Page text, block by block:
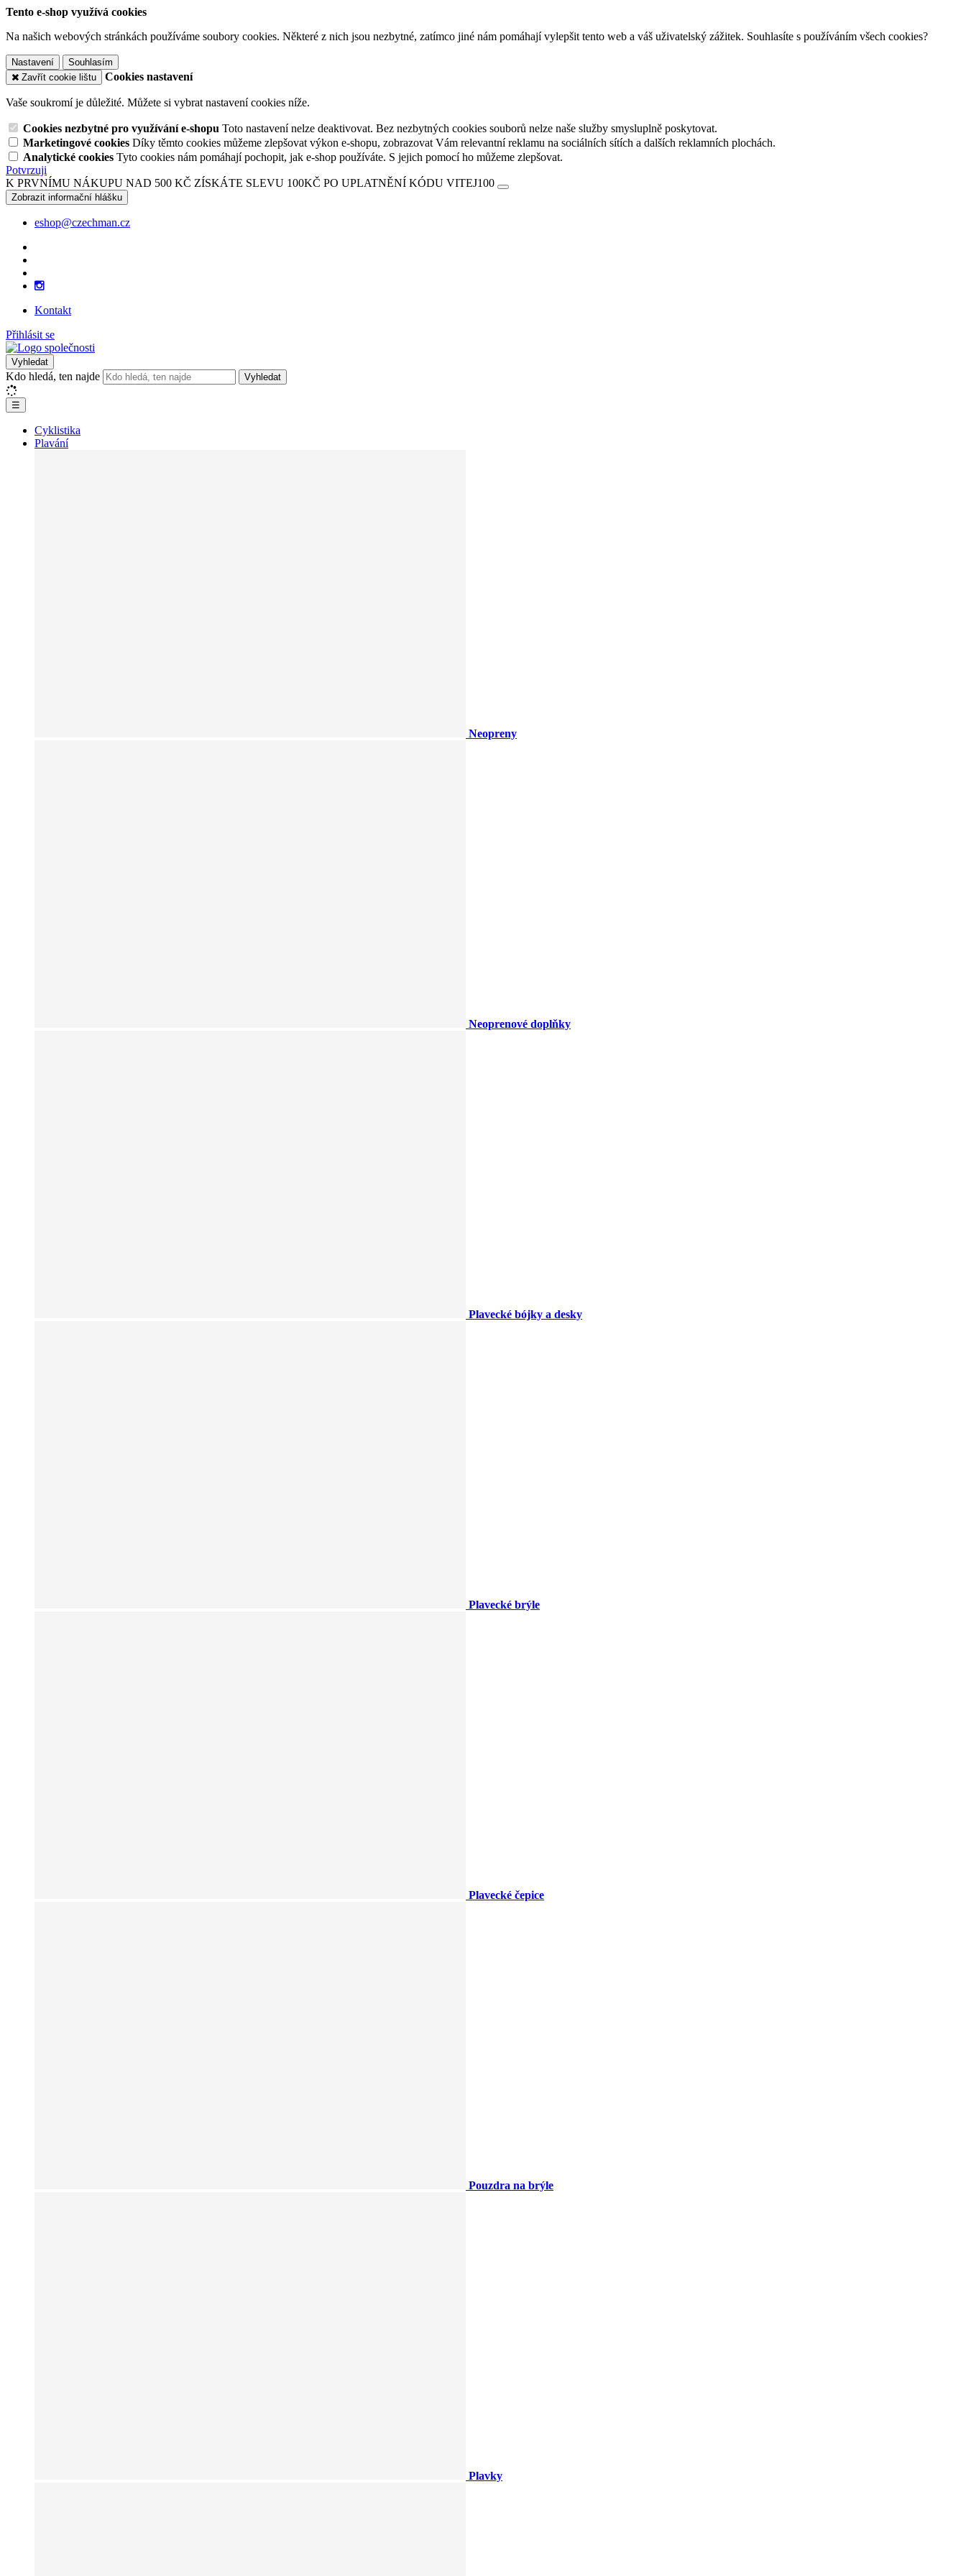
Tento e-shop využívá cookies
Na našich webových stránkách používáme soubory cookies. Některé z nich jsou nezbytné, zatímco jiné nám pomáhají vylepšit tento web a váš uživatelský zážitek. Souhlasíte s používáním všech cookies?
Nastavení
Souhlasím
Zavřít cookie lištu
Cookies nastavení
Vaše soukromí je důležité. Můžete si vybrat nastavení cookies níže.
Cookies nezbytné pro využívání e-shopu Toto nastavení nelze deaktivovat. Bez nezbytných cookies souborů nelze naše služby smysluplně poskytovat.
Marketingové cookies Díky těmto cookies můžeme zlepšovat výkon e-shopu, zobrazovat Vám relevantní reklamu na sociálních sítích a dalších reklamních plochách.
Analytické cookies Tyto cookies nám pomáhají pochopit, jak e-shop používáte. S jejich pomocí ho můžeme zlepšovat.
Potvrzuji
K PRVNÍMU NÁKUPU NAD 500 KČ ZÍSKÁTE SLEVU 100KČ PO UPLATNĚNÍ KÓDU VITEJ100
Zobrazit informační hlášku
eshop@czechman.cz
Kontakt
Přihlásit se
Vyhledat
Kdo hledá, ten najde Vyhledat
☰
Cyklistika
Plavání
Neopreny
Neoprenové doplňky
Plavecké bójky a desky
Plavecké brýle
Plavecké čepice
Pouzdra na brýle
Plavky